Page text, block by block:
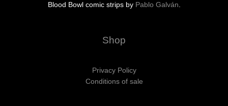
Blood Bowl comic strips by Pablo Galván
Shop
Privacy Policy
Conditions of sale